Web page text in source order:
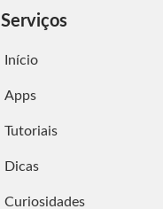
Serviços
Início
Apps
Tutoriais
Dicas
Curiosidades